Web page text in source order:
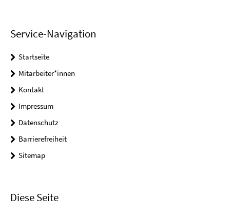
Service-Navigation
Startseite
Mitarbeiter*innen
Kontakt
Impressum
Datenschutz
Barrierefreiheit
Sitemap
Diese Seite